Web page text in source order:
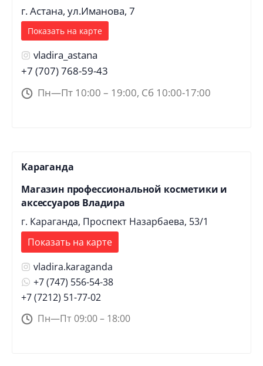
г. Астана, ул.Иманова, 7
Показать на карте
vladira_astana
+7 (707) 768-59-43
Пн—Пт 10:00 – 19:00, Сб 10:00-17:00
Караганда
Магазин профессиональной косметики и
аксессуаров Владира
г. Караганда, Проспект Назарбаева, 53/1
Показать на карте
vladira.karaganda
+7 (747) 556-54-38
+7 (7212) 51-77-02
Пн—Пт 09:00 – 18:00